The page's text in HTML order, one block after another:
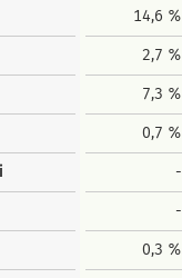
14,6 %
2,7 %
7,3 %
0,7 %
-
-
0,3 %